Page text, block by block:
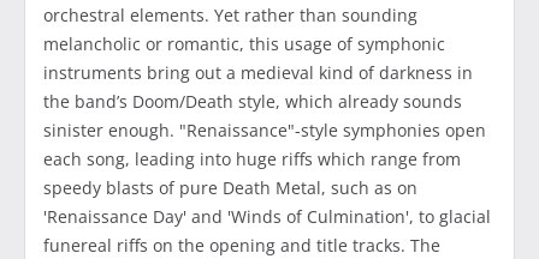
orchestral elements. Yet rather than sounding
melancholic or romantic, this usage of symphonic
instruments bring out a medieval kind of darkness in
the band’s Doom/Death style, which already sounds
sinister enough. "Renaissance"-style symphonies open
each song, leading into huge riffs which range from
speedy blasts of pure Death Metal, such as on
'Renaissance Day' and 'Winds of Culmination', to glacial
funereal riffs on the opening and title tracks. The